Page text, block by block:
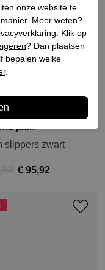
jack
slippers zwart
€ 95,92
onze website te
Meer weten?
Klik op
? Dan plaatsen
bepalen welke
.